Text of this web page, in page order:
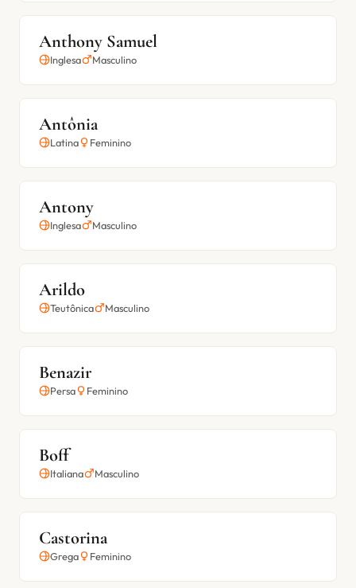
Anthony Samuel
Inglesa Masculino
Antônia
Latina Feminino
Antony
Inglesa Masculino
Arildo
Teutônica Masculino
Benazir
Persa Feminino
Boff
Italiana Masculino
Castorina
Grega Feminino